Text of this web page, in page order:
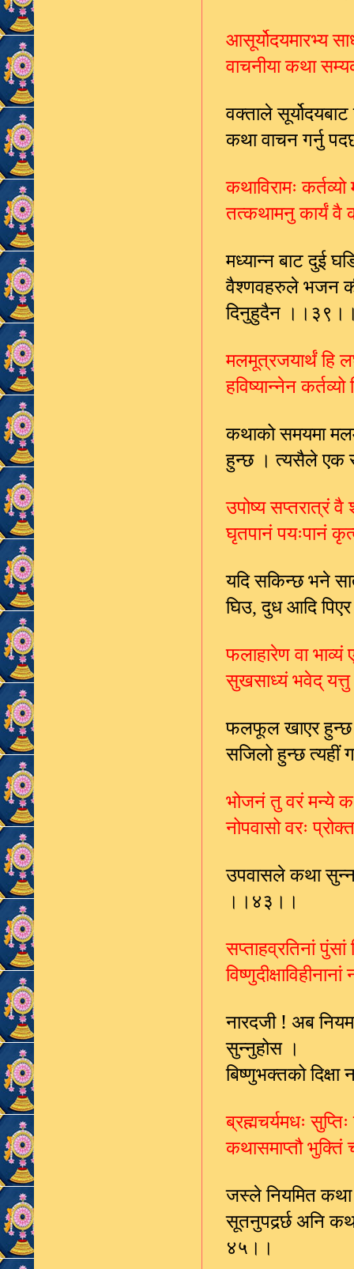
आसूर्योदयमारभ्य
वाचनीया कथा
वक्ताले
कथा वाचन गर्नु
कथाविरामः
तत्कथामनु कार्यं वै
मध्यान्न बाट दुई
वैश्णवहरुले भजन
दिनुहुदैन
मलमूत्रजयार्थं हि
हविष्यान्नेन कर्तव्यो
कथाको समयमा
हुन्छ । त्यसैले एक
उपोष्य सप्तरात्रं
घृतपानं पयःपानं
यदि सकिन्छ भने
घिउ,दुध आदि
फलाहारेण वा
सुखसाध्यं भवेद्
फलफूल खाएर हुन्छ
सजिलो हुन्छ
भोजनं तु वरं मन्ये
नोपवासो वरः
उपवासले कथा
।।४३।।
सप्ताहव्रतिनां
नारदजी ! अब
सुन्नुहोस ।
बिष्णुभक्तको
ब्रह्मचर्यमधः
कथासमाप्तौ
जस्ले नियमित कथा
सूतनुपदर्र्छ अनि
४५।।